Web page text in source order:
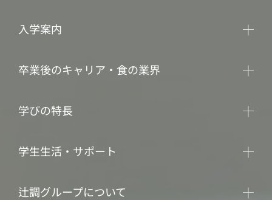
入学案内
卒業後のキャリア・食の業界
学びの特長
学生生活・サポート
辻調グループについて